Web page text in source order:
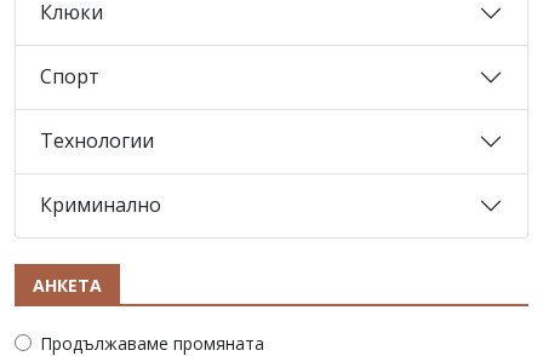
Клюки
Спорт
Технологии
Криминално
АНКЕТА
Продължаваме промяната